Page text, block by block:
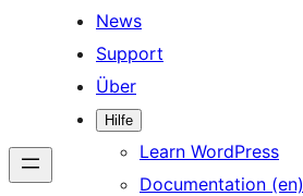
News
Support
Über
Hilfe
Learn WordPress
Documentation (en)